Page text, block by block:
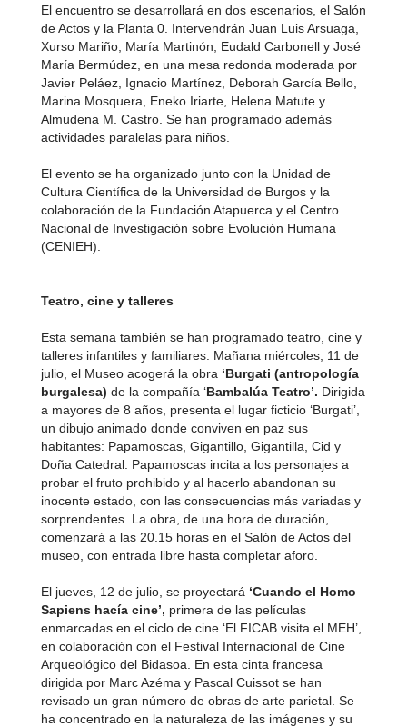
El encuentro se desarrollará en dos escenarios, el Salón
de Actos y la Planta 0. Intervendrán Juan Luis Arsuaga,
Xurso Mariño, María Martinón, Eudald Carbonell y José
María Bermúdez, en una mesa redonda moderada por
Javier Peláez, Ignacio Martínez, Deborah García Bello,
Marina Mosquera, Eneko Iriarte, Helena Matute y
Almudena M. Castro. Se han programado además
actividades paralelas para niños.
El evento se ha organizado junto con la Unidad de
Cultura Científica de la Universidad de Burgos y la
colaboración de la Fundación Atapuerca y el Centro
Nacional de Investigación sobre Evolución Humana
(CENIEH).
Teatro, cine y talleres
Esta semana también se han programado teatro, cine y
talleres infantiles y familiares. Mañana miércoles, 11 de
julio, el Museo acogerá la obra ‘Burgati (antropología
burgalesa) de la compañía ‘Bambalúa Teatro’. Dirigida
a mayores de 8 años, presenta el lugar ficticio ‘Burgati’,
un dibujo animado donde conviven en paz sus
habitantes: Papamoscas, Gigantillo, Gigantilla, Cid y
Doña Catedral. Papamoscas incita a los personajes a
probar el fruto prohibido y al hacerlo abandonan su
inocente estado, con las consecuencias más variadas y
sorprendentes. La obra, de una hora de duración,
comenzará a las 20.15 horas en el Salón de Actos del
museo, con entrada libre hasta completar aforo.
El jueves, 12 de julio, se proyectará ‘Cuando el Homo
Sapiens hacía cine’, primera de las películas
enmarcadas en el ciclo de cine ‘El FICAB visita el MEH’,
en colaboración con el Festival Internacional de Cine
Arqueológico del Bidasoa. En esta cinta francesa
dirigida por Marc Azéma y Pascal Cuissot se han
revisado un gran número de obras de arte parietal. Se
ha concentrado en la naturaleza de las imágenes y su